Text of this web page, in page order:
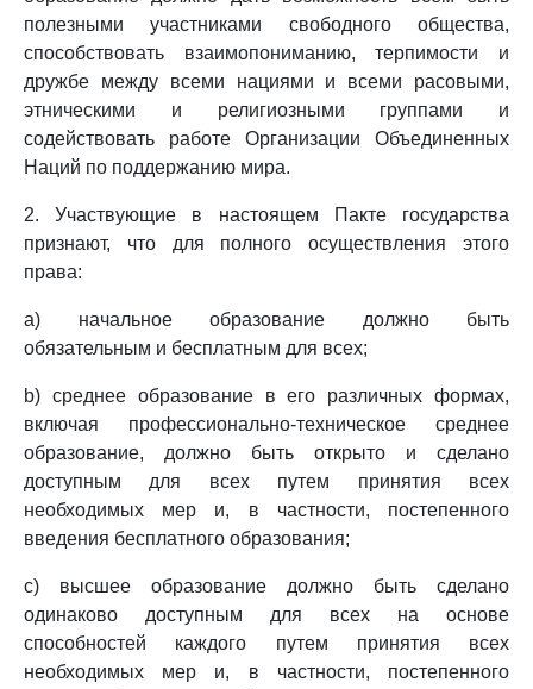
полезными участниками свободного общества,
способствовать взаимопониманию, терпимости и
дружбе между всеми нациями и всеми расовыми,
этническими и религиозными группами и
содействовать работе Организации Объединенных
Наций по поддержанию мира.
2. Участвующие в настоящем Пакте государства
признают, что для полного осуществления этого
права:
a) начальное образование должно быть
обязательным и бесплатным для всех;
b) среднее образование в его различных формах,
включая профессионально-техническое среднее
образование, должно быть открыто и сделано
доступным для всех путем принятия всех
необходимых мер и, в частности, постепенного
введения бесплатного образования;
c) высшее образование должно быть сделано
одинаково доступным для всех на основе
способностей каждого путем принятия всех
необходимых мер и, в частности, постепенного